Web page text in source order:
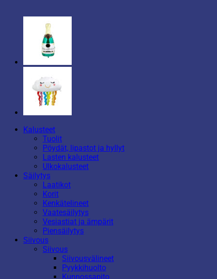
Kalusteet
Tuolit
Pöydät, lipastot ja hyllyt
Lasten kalusteet
Ulkokalusteet
Säilytys
Laatikot
Korit
Kenkätelineet
Vaatesäilytys
Vesiastiat ja ämpärit
Piensäilytys
Siivous
Siivous
Siivousvälineet
Pyykkihuolto
Kunnossapito